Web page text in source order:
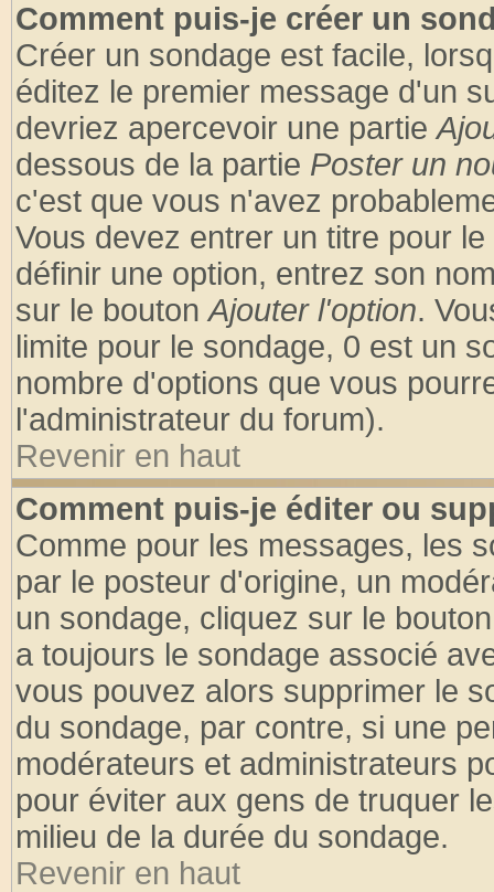
Comment puis-je créer un
Créer un sondage est facile,
éditez le premier message d'un
devriez apercevoir une partie
dessous de la partie Poster un
c'est que vous n'avez
Vous devez entrer un titre pour
définir une option, entrez son
sur le boutonAjouter l'option.
limite pour le sondage, 0 est un
nombre d'options que vous
l'administrateur du forum).
Revenir en haut
Comment puis-je éditer ou
Comme pour les messages, les
par le posteur d'origine, un
un sondage, cliquez sur le
a toujours le sondage associé
vous pouvez alors supprimer le
du sondage, par contre, si une
modérateurs et administrateurs
pour éviter aux gens de truquer
milieu de la durée du sondage.
Revenir en haut